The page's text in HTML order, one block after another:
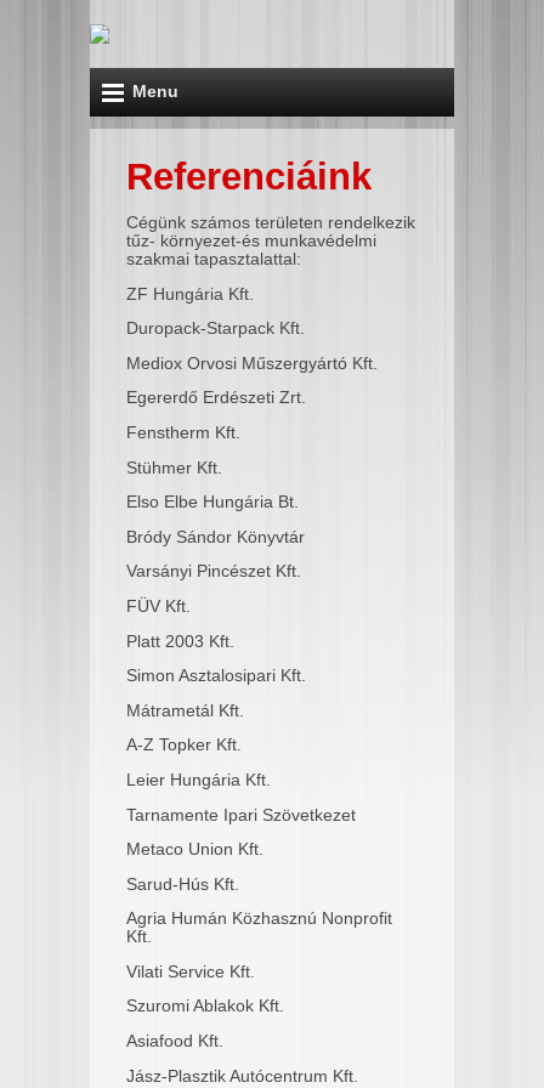
Menu
Referenciáink
Cégünk számos területen rendelkezik
tűz- környezet-és munkavédelmi
szakmai tapasztalattal:
ZF Hungária Kft.
Duropack-Starpack Kft.
Mediox Orvosi Műszergyártó Kft.
Egererdő Erdészeti Zrt.
Fenstherm Kft.
Stühmer Kft.
Elso Elbe Hungária Bt.
Bródy Sándor Könyvtár
Varsányi Pincészet Kft.
FÜV Kft.
Platt 2003 Kft.
Simon Asztalosipari Kft.
Mátrametál Kft.
A-Z Topker Kft.
Leier Hungária Kft.
Tarnamente Ipari Szövetkezet
Metaco Union Kft.
Sarud-Hús Kft.
Agria Humán Közhasznú Nonprofit
Kft.
Vilati Service Kft.
Szuromi Ablakok Kft.
Asiafood Kft.
Jász-Plasztik Autócentrum Kft.